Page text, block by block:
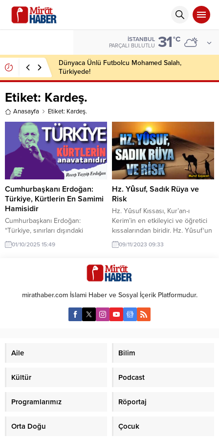
İSTANBUL
PARÇALI BULUTLU 31°C
Dünyaca Ünlü Futbolcu Mohamed Salah,
Türkiyede!
Etiket: Kardeş.
Anasayfa Etiket: Kardeş.
Cumhurbaşkanı Erdoğan:
Türkiye, Kürtlerin En Samimi
Hamisidir
Cumhurbaşkanı Erdoğan:
“Türkiye, sınırları dışındaki
Kürtlerin de en samimi hamisidir”
Türkiye Cumhurbaşkanı Recep
yaşanan gelişmelere ilişkin yaptığı
açıklamada, bölgede bir “dejavü”
vermeyeceklerini belirtti. Türkiye
Cumhurbaşkanı Recep Tayyip
Erdoğan, Türkiye Büyük Millet
01/10/2025 15:49
Hz. Yûsuf, Sadık Rüya ve
Risk
Hz. Yûsuf Kıssası, Kur’an-ı
Kerim’in en etkileyici ve öğretici
kıssalarından biridir. Hz. Yûsuf‘un
hayatındaki pek çok hikmet ve
ibret, bu kıssada gizlidir. Gerçek
sunan bu kıssa, rüyaların tevilinin
anlatıldığı kısımlarla da öne çıkar.
Yûsuf sûresi 3.-5. ayetler
çerçevesinde bu yazıda Hz.
Yûsuf kıssasının en güzel...
09/11/2023 09:33
mirathaber.com İslami Haber ve Sosyal İçerik Platformudur.
Aile Bilim
Kültür Podcast
Programlarımız Röportaj
Orta Doğu Çocuk